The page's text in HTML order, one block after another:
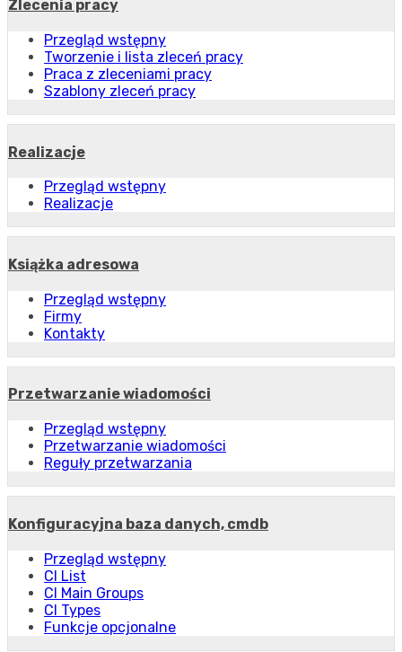
Zlecenia pracy
Przegląd wstępny
Tworzenie i lista zleceń pracy
Praca z zleceniami pracy
Szablony zleceń pracy
Realizacje
Przegląd wstępny
Realizacje
Książka adresowa
Przegląd wstępny
Firmy
Kontakty
Przetwarzanie wiadomości
Przegląd wstępny
Przetwarzanie wiadomości
Reguły przetwarzania
Konfiguracyjna baza danych, cmdb
Przegląd wstępny
CI List
CI Main Groups
CI Types
Funkcje opcjonalne